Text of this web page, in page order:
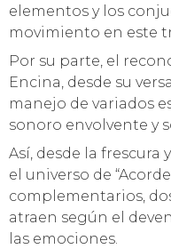
elementos y los
movimiento en este
Por su parte, el
Encina, desde su
manejo de variados
sonoro envolvente y
Así, desde la
el universo de
complementarios,
atraen según el
las emociones.